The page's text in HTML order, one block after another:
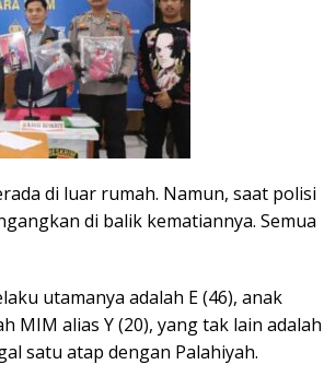
di luar rumah. Namun, saat polisi
di balik kematiannya. Semua
utamanya adalah E (46), anak
MIM alias Y (20), yang tak lain adalah
satu atap dengan Palahiyah.